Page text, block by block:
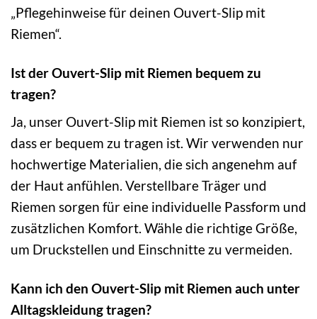
„Pflegehinweise für deinen Ouvert-Slip mit
Riemen“.
Ist der Ouvert-Slip mit Riemen bequem zu
tragen?
Ja, unser Ouvert-Slip mit Riemen ist so konzipiert,
dass er bequem zu tragen ist. Wir verwenden nur
hochwertige Materialien, die sich angenehm auf
der Haut anfühlen. Verstellbare Träger und
Riemen sorgen für eine individuelle Passform und
zusätzlichen Komfort. Wähle die richtige Größe,
um Druckstellen und Einschnitte zu vermeiden.
Kann ich den Ouvert-Slip mit Riemen auch unter
Alltagskleidung tragen?